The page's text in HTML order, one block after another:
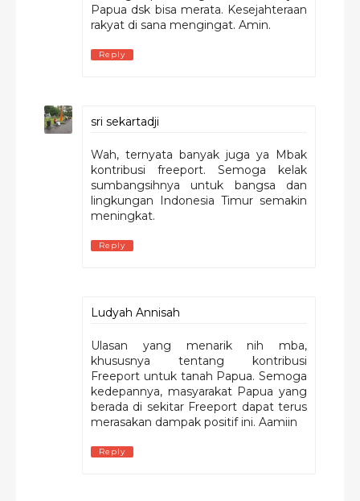
Papua dsk bisa merata. Kesejahteraan
rakyat di sana mengingat. Amin.
Reply
sri sekartadji
Wah, ternyata banyak juga ya Mbak
kontribusi freeport. Semoga kelak
sumbangsihnya untuk bangsa dan
lingkungan Indonesia Timur semakin
meningkat.
Reply
Ludyah Annisah
Ulasan yang menarik nih mba,
khususnya tentang kontribusi
Freeport untuk tanah Papua. Semoga
kedepannya, masyarakat Papua yang
berada di sekitar Freeport dapat terus
merasakan dampak positif ini. Aamiin
Reply